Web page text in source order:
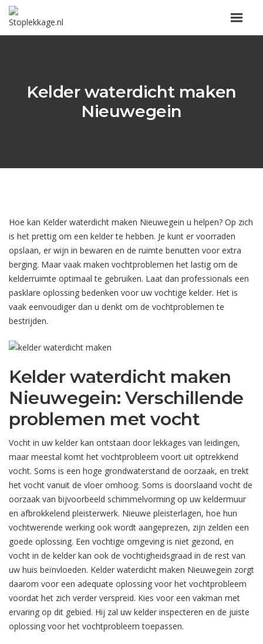
Kelder waterdicht maken
Nieuwegein
Hoe kan Kelder waterdicht maken Nieuwegein u helpen? Op zich
is het prettig om een kelder te hebben. Je kunt er voorraden
opslaan, er wijn in bewaren en de ruimte benutten voor extra
berging. Maar vaak maken vochtproblemen het lastig om de
kelderruimte optimaal te gebruiken. Laat dan professionals een
pasklare oplossing bedenken voor uw vochtige kelder. Het is
vaak eenvoudiger dan u denkt om de vochtproblemen te
bestrijden.
Kelder waterdicht maken
Nieuwegein: Verschillende
problemen met vocht
Vocht in uw kelder kan ontstaan door lekkages van leidingen,
maar meestal komt het vochtprobleem voort uit optrekkend
vocht. Soms is een hoge grondwaterstand de oorzaak, en trekt
het vocht vanuit de vloer omhoog. Soms is doorslaand vocht de
oorzaak van bijvoorbeeld schimmelvorming op uw keldermuur
en afbrokkelend pleisterwerk. Nieuwe pleisterlagen, hoe hun
vochtwerende werking ook wordt aangeprezen, zijn zelden een
goede oplossing. Een vochtige omgeving is niet gezond, en
vocht in de kelder kan ook de vochtigheidsgraad in de rest van
uw huis beïnvloeden. Kelder waterdicht maken Nieuwegein zorgt
daarom voor een adequate oplossing voor het vochtprobleem
voordat het zich verder verspreid. Kies voor een vakman met
ervaring op dit gebied. Hij zal uw kelder inspecteren en de juiste
oplossing voor het vochtprobleem toepassen.